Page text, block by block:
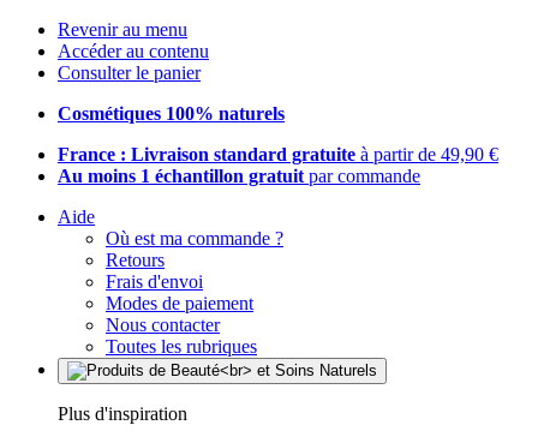
Revenir au menu
Accéder au contenu
Consulter le panier
Cosmétiques 100% naturels
France : Livraison standard gratuite à partir de 49,90 €
Au moins 1 échantillon gratuit par commande
Aide
Où est ma commande ?
Retours
Frais d'envoi
Modes de paiement
Nous contacter
Toutes les rubriques
Plus d'inspiration